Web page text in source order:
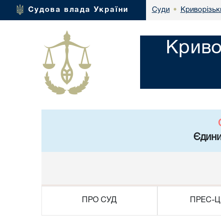
Судова влада України Суди •
ПРО СУД ПРЕС-